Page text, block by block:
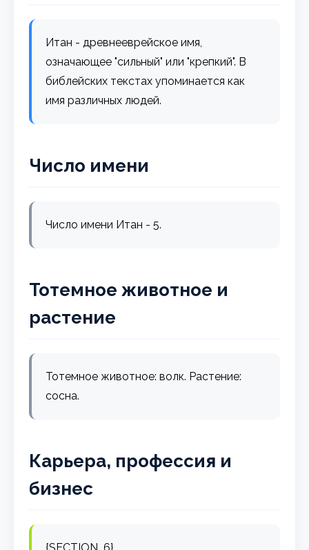
Итан - древнееврейское имя,
означающее "сильный" или "крепкий". В
библейских текстах упоминается как
имя различных людей.
Число имени
Число имени Итан - 5.
Тотемное животное и
растение
Тотемное животное: волк. Растение:
сосна.
Карьера, профессия и
бизнес